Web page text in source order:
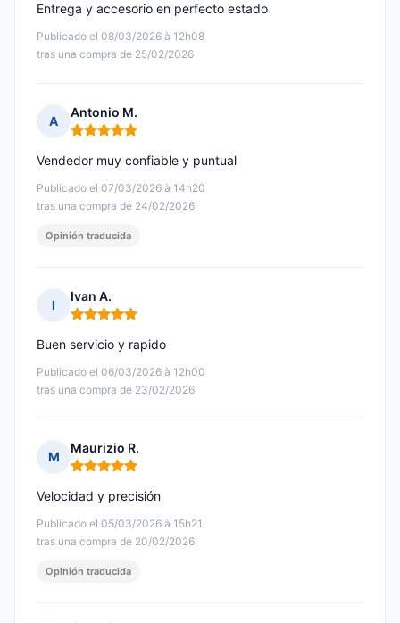
Publicado el 08/03/2026 à 12h08
tras una compra de 25/02/2026
Entrega y accesorio en perfecto estado
A
Antonio M.
Nota: 5 de 5
Publicado el 07/03/2026 à 14h20
tras una compra de 24/02/2026
Vendedor muy confiable y puntual
Opinión traducida
I
Ivan A.
Nota: 5 de 5
Publicado el 06/03/2026 à 12h00
tras una compra de 23/02/2026
Buen servicio y rapido
M
Maurizio R.
Nota: 5 de 5
Publicado el 05/03/2026 à 15h21
tras una compra de 20/02/2026
Velocidad y precisión
Opinión traducida